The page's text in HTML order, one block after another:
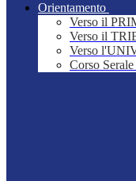
Orientamento
Verso il
Verso il
Verso
Corso